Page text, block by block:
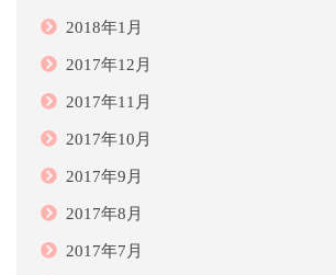
2018年1月
2017年12月
2017年11月
2017年10月
2017年9月
2017年8月
2017年7月